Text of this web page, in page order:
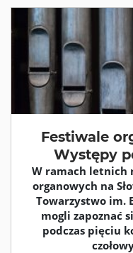
Festiwale
Występy
W ramach letnich
organowych na
Towarzystwo im.
mogli zapoznać
podczas pięciu